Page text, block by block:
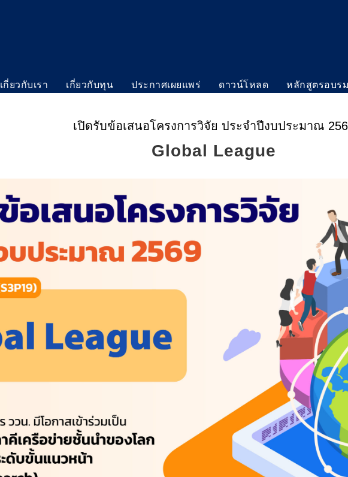
เกี่ยวกับเรา เกี่ยวกับทุน ประกาศเผยแพร่ ดาวน์โหลด หลักสูตรอบรม
เปิดรับข้อเสนอโครงการวิจัย ประจำปีงบประมาณ
Global League